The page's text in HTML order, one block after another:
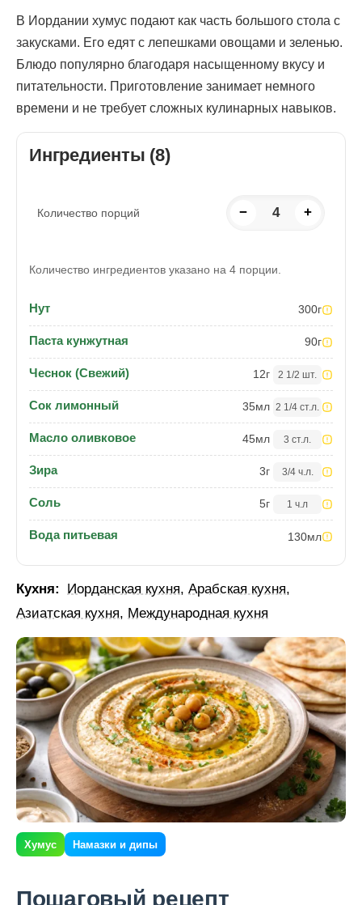
В Иордании хумус подают как часть большого стола с
закусками. Его едят с лепешками овощами и зеленью.
Блюдо популярно благодаря насыщенному вкусу и
питательности. Приготовление занимает немного
времени и не требует сложных кулинарных навыков.
Ингредиенты (8)
Количество порций − 4 +
Количество ингредиентов указано на 4 порции.
Нут 300г
Паста кунжутная 90г
Чеснок (Свежий) 12г 2 1/2 шт.
Сок лимонный 35мл 2 1/4 ст.л.
Масло оливковое 45мл 3 ст.л.
Зира 3г 3/4 ч.л.
Соль 5г 1 ч.л
Вода питьевая 130мл
Кухня: Иорданская кухня, Арабская кухня,
Азиатская кухня, Международная кухня
Хумус Намазки и дипы
Пошаговый рецепт